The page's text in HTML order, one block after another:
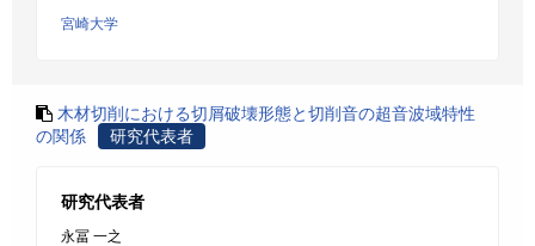
宮崎大学
木材切削における切屑破壊形態と切削音の超音波域特性
の関係
研究代表者
研究代表者
永冨 一之